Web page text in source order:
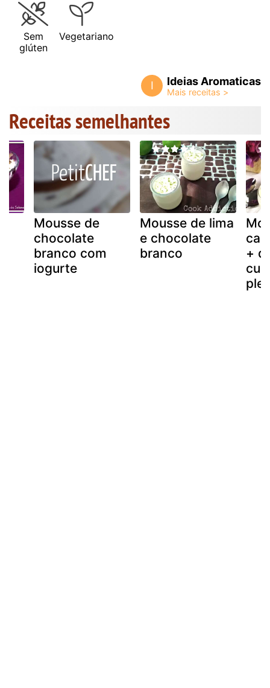
Sem
glúten
Vegetariano
I Ideias Aromaticas
Receitas semelhantes
Mousse de
chocolate
branco com
iogurte
Mousse de lima
e chocolate
branco
+